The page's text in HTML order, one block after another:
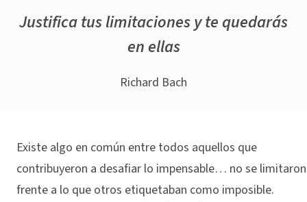
Justifica tus limitaciones y te quedarás
en ellas
Richard Bach
Existe algo en común entre todos aquellos que
contribuyeron a desafiar lo impensable… no se limitaron
frente a lo que otros etiquetaban como imposible.